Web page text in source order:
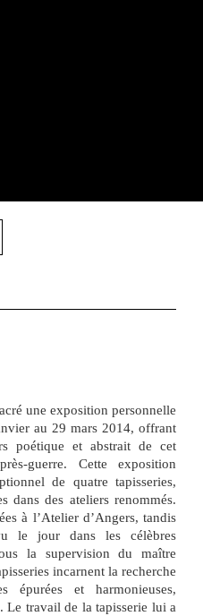
une exposition personnelle
au 29 mars 2014, offrant
poétique et abstrait de cet
guerre. Cette exposition
de quatre tapisseries,
dans des ateliers renommés.
à l’Atelier d’Angers, tandis
le jour dans les célèbres
la supervision du maître
incarnent la recherche
épurées et harmonieuses,
Le travail de la tapisserie lui a